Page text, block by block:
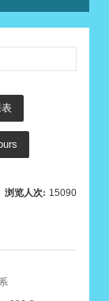
浏览人次: 15090